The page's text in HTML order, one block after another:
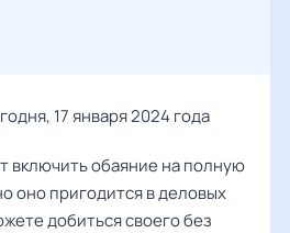
17 января 2024 года
включить обаяние на полную
оно пригодится в деловых
добиться своего без